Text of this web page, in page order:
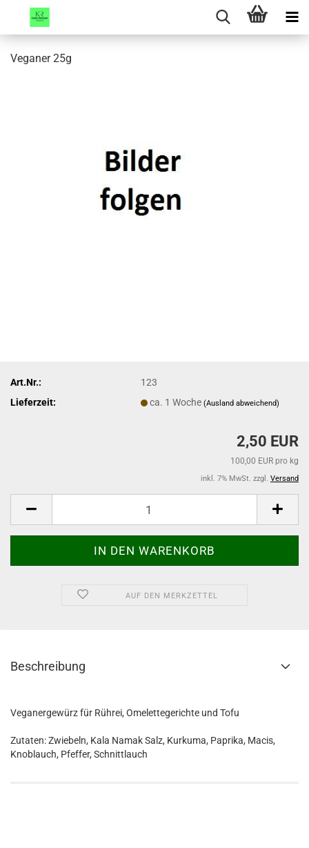
Veganer 25g
Art.Nr.:
123
Lieferzeit:
ca. 1 Woche(Ausland abweichend)
2,50 EUR
100,00 EUR pro kg
inkl. 7% MwSt. zzgl. Versand
AUF DEN MERKZETTEL
Beschreibung
Veganergewürz für Rührei, Omelettegerichte und Tofu
Zutaten: Zwiebeln, Kala Namak Salz, Kurkuma, Paprika, Macis,
Knoblauch, Pfeffer, Schnittlauch